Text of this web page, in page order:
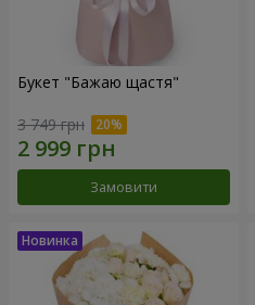
Букет "Бажаю щастя"
3 749 грн
Замовити